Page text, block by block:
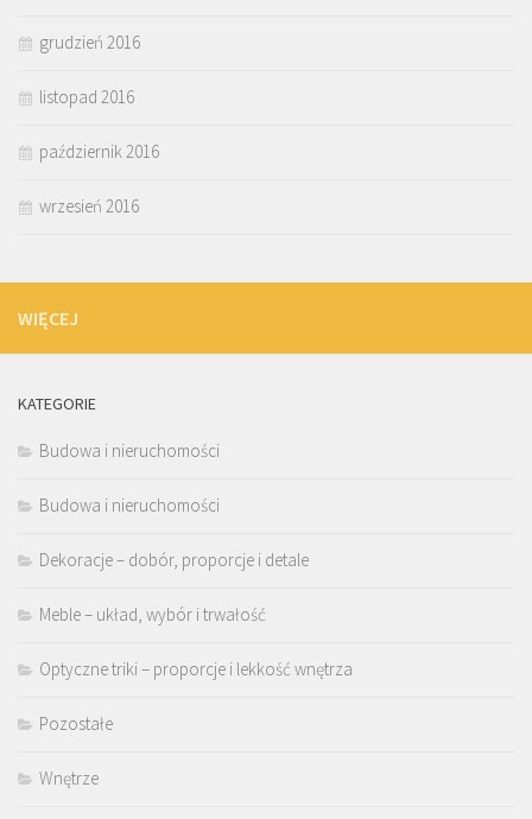
grudzień 2016
listopad 2016
październik 2016
wrzesień 2016
WIĘCEJ
KATEGORIE
Budowa i nieruchomości
Budowa i nieruchomości
Dekoracje – dobór, proporcje i detale
Meble – układ, wybór i trwałość
Optyczne triki – proporcje i lekkość wnętrza
Pozostałe
Wnętrze